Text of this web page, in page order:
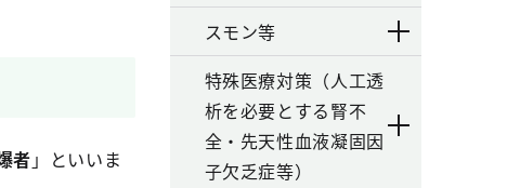
者 」といいま
スモン等
特殊医療対策（人工透
析を必要とする腎不
全・先天性血液凝固因
子欠乏症等）